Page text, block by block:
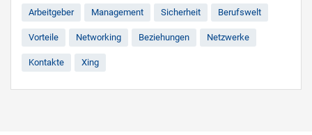
Arbeitgeber Management Sicherheit Berufswelt
Vorteile Networking Beziehungen Netzwerke
Kontakte Xing